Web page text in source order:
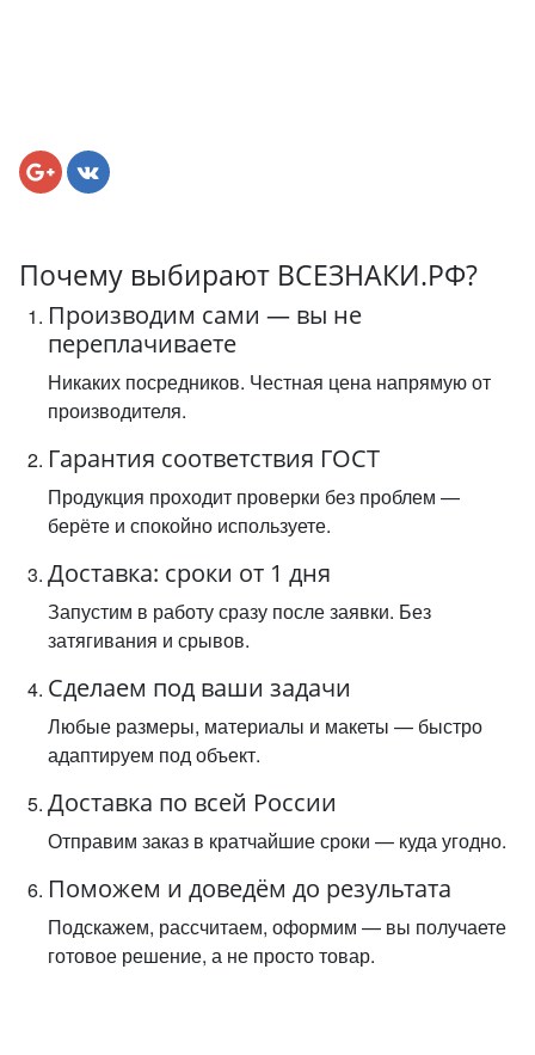
Почему выбирают ВСЕЗНАКИ.РФ?
Производим сами — вы не
переплачиваете
Никаких посредников. Честная цена напрямую от
производителя.
Гарантия соответствия ГОСТ
Продукция проходит проверки без проблем —
берёте и спокойно используете.
Доставка: сроки от 1 дня
Запустим в работу сразу после заявки. Без
затягивания и срывов.
Сделаем под ваши задачи
Любые размеры, материалы и макеты — быстро
адаптируем под объект.
Доставка по всей России
Отправим заказ в кратчайшие сроки — куда угодно.
Поможем и доведём до результата
Подскажем, рассчитаем, оформим — вы получаете
готовое решение, а не просто товар.